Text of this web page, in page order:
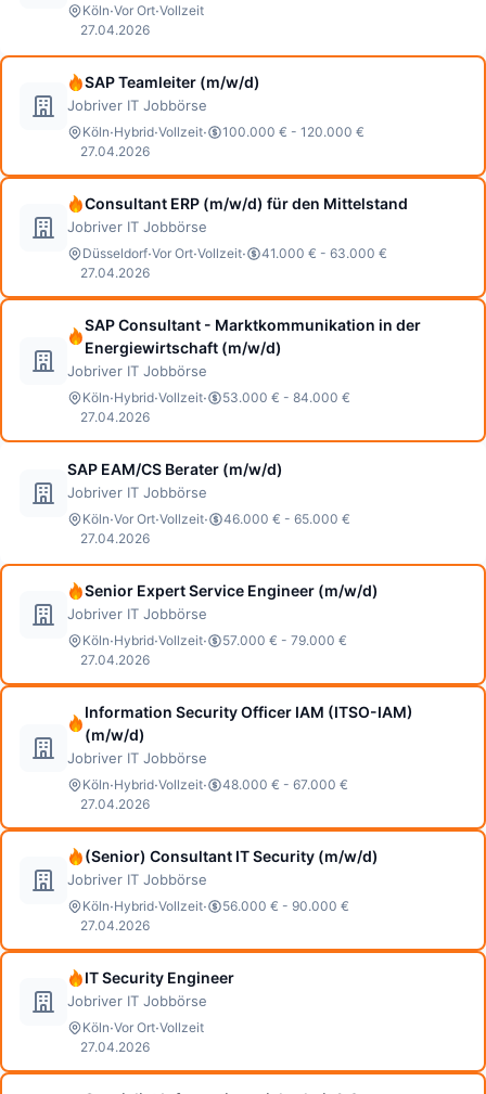
Köln·Vor Ort·Vollzeit
27.04.2026
SAP Teamleiter (m/w/d)
Jobriver IT Jobbörse
Köln·Hybrid·Vollzeit·
100.000 € - 120.000 €
27.04.2026
Consultant ERP (m/w/d) für den Mittelstand
Jobriver IT Jobbörse
Düsseldorf·Vor Ort·Vollzeit·
41.000 € - 63.000 €
27.04.2026
SAP Consultant - Marktkommunikation in der
Energiewirtschaft (m/w/d)
Jobriver IT Jobbörse
Köln·Hybrid·Vollzeit·
53.000 € - 84.000 €
27.04.2026
SAP EAM/CS Berater (m/w/d)
Jobriver IT Jobbörse
Köln·Vor Ort·Vollzeit·
46.000 € - 65.000 €
27.04.2026
Senior Expert Service Engineer (m/w/d)
Jobriver IT Jobbörse
Köln·Hybrid·Vollzeit·
57.000 € - 79.000 €
27.04.2026
Information Security Officer IAM (ITSO-IAM)
(m/w/d)
Jobriver IT Jobbörse
Köln·Hybrid·Vollzeit·
48.000 € - 67.000 €
27.04.2026
(Senior) Consultant IT Security (m/w/d)
Jobriver IT Jobbörse
Köln·Hybrid·Vollzeit·
56.000 € - 90.000 €
27.04.2026
IT Security Engineer
Jobriver IT Jobbörse
Köln·Vor Ort·Vollzeit
27.04.2026